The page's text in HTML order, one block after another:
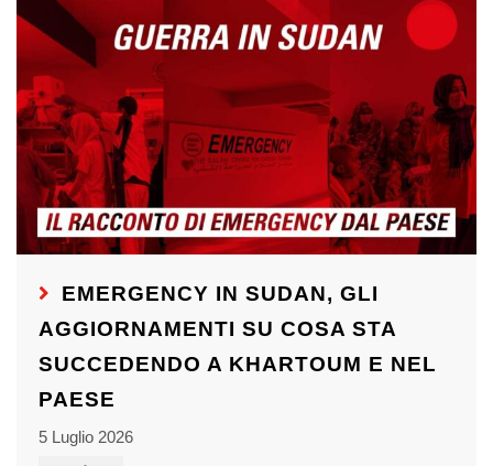
EMERGENCY IN SUDAN, GLI
AGGIORNAMENTI SU COSA STA
SUCCEDENDO A KHARTOUM E NEL
PAESE
5 Luglio 2026